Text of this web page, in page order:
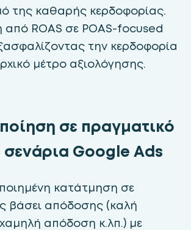
της καθαρής κερδοφορίας.
ROAS σε POAS-focused
την κερδοφορία
μέτρο αξιολόγησης.
σε πραγματικό
Google Ads
κατάτμηση σε
βάσει απόδοσης (καλή
απόδοση κ.λπ.) με